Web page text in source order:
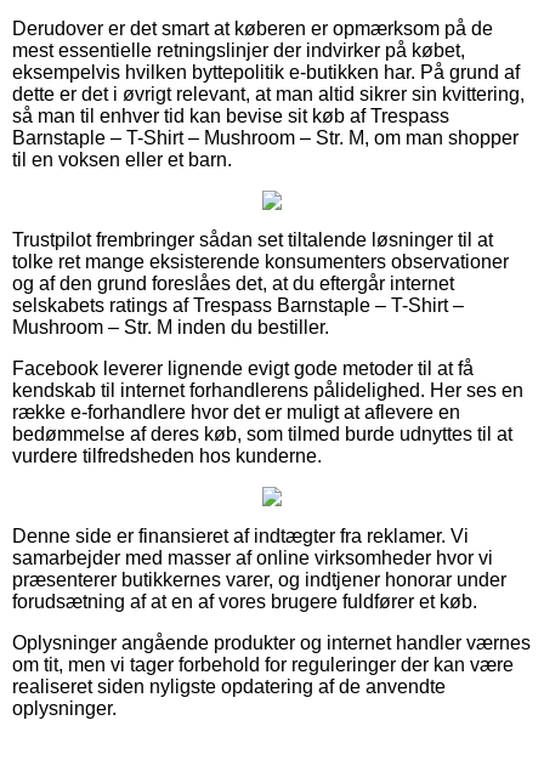
Derudover er det smart at køberen er opmærksom på de
mest essentielle retningslinjer der indvirker på købet,
eksempelvis hvilken byttepolitik e-butikken har. På grund af
dette er det i øvrigt relevant, at man altid sikrer sin kvittering,
så man til enhver tid kan bevise sit køb af Trespass
Barnstaple – T-Shirt – Mushroom – Str. M, om man shopper
til en voksen eller et barn.
Trustpilot frembringer sådan set tiltalende løsninger til at
tolke ret mange eksisterende konsumenters observationer
og af den grund foreslåes det, at du eftergår internet
selskabets ratings af Trespass Barnstaple – T-Shirt –
Mushroom – Str. M inden du bestiller.
Facebook leverer lignende evigt gode metoder til at få
kendskab til internet forhandlerens pålidelighed. Her ses en
række e-forhandlere hvor det er muligt at aflevere en
bedømmelse af deres køb, som tilmed burde udnyttes til at
vurdere tilfredsheden hos kunderne.
Denne side er finansieret af indtægter fra reklamer. Vi
samarbejder med masser af online virksomheder hvor vi
præsenterer butikkernes varer, og indtjener honorar under
forudsætning af at en af vores brugere fuldfører et køb.
Oplysninger angående produkter og internet handler værnes
om tit, men vi tager forbehold for reguleringer der kan være
realiseret siden nyligste opdatering af de anvendte
oplysninger.